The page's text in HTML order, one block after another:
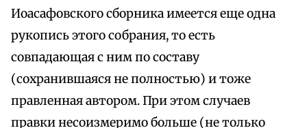
Иоасафовского сборника имеется еще одна
рукопись этого собрания, то есть
совпадающая с ним по составу
(сохранившаяся не полностью) и тоже
правленная автором. При этом случаев
правки несоизмеримо больше (не только